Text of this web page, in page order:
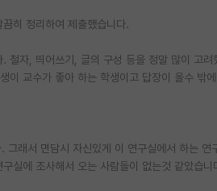
히 정리하여 제출했습니다.
철자, 띄어쓰기, 글의 구성 등을 정말 많이 고려
이 교수가 좋아 하는 학생이고 답장이 올수 밖
래서 면담시 자신있게 이 연구실에서 하는 연
실에 조사해서 오는 사람들이 없는것 같았습니